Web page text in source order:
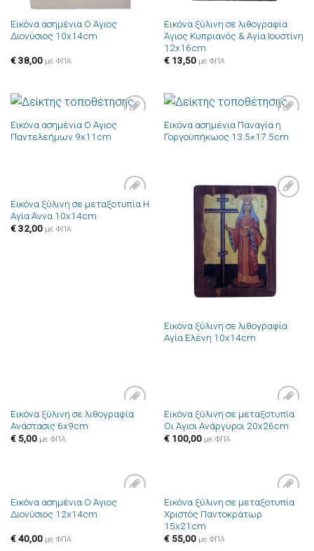
Εικόνα ασημένια Ο Άγιος
Διονύσιος 10x14cm
€38,00 με ΦΠΑ
Εικόνα ξύλινη σε λιθογραφία
Άγιος Κυπριανός & Αγία Ιουστίνη
12x16cm
€13,50 με ΦΠΑ
Πρόσθήκη
στην λίστα
Εικόνα ασημένια Ο Άγιος
Παντελεήμων 9x11cm
Πρόσθήκη
στην λίστα
Εικόνα ασημένια Παναγία η
Γοργοϋπήκωος 13.5×17.5cm
Πρόσθήκη
Εικόνα ξύλινη σε μεταξοτυπία Η
Αγία Άννα 10x14cm
€32,00 με ΦΠΑ
Πρόσθήκη
στην λίστα
επιθυμιών
Εικόνα ξύλινη σε λιθογραφία
Αγία Ελένη 10x14cm
Πρόσθήκη
Εικόνα ξύλινη σε λιθογραφία
Ανάστασις 6x9cm
€5,00 με ΦΠΑ
Πρόσθήκη
στην λίστα
Εικόνα ξύλινη σε μεταξοτυπία
Οι Άγιοι Ανάργυροι 20x26cm
€100,00 με ΦΠΑ
Πρόσθήκη
Εικόνα ασημένια Ο Άγιος
Διονύσιος 12x14cm
€40,00 με ΦΠΑ
Πρόσθήκη
στην λίστα
Εικόνα ξύλινη σε μεταξοτυπία
Χριστός Παντοκράτωρ
15x21cm
€55,00 με ΦΠΑ